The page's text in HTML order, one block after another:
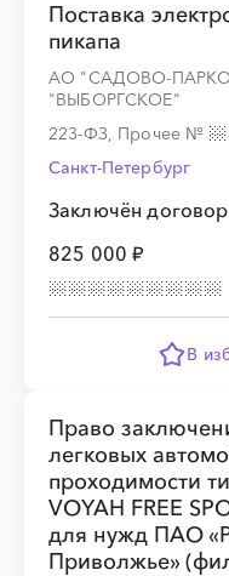
Поставка
пикапа
АО "САДОВО-
"ВЫБОРГСКОЕ"
223-ФЗ, Прочее №
Санкт-Петербург
Заключён договор
825 000 ₽
В
Право
легковых
проходимости
VOYAH FREE
для нужд ПАО
Приволжье»